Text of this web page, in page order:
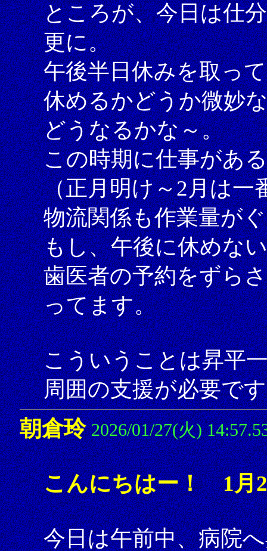
ところが、今日は仕
更に。
午後半日休みを取っ
休めるかどうか微妙
どうなるかな～。
この時期に仕事があ
（正月明け～2月は一
物流関係も作業量が
もし、午後に休めな
歯医者の予約をずら
ってます。
こういうことは昇平
周囲の支援が必要で
朝倉玲 2026/01/27(火)
こんにちはー！ 1月
今日は午前中、病院